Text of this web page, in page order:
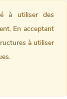
à utiliser des
En acceptant
à utiliser